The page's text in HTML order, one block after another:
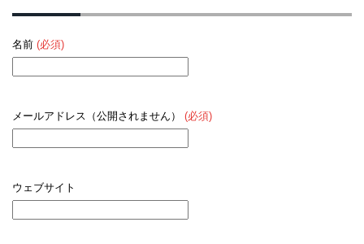
名前 (必須)
メールアドレス（公開されません） (必須)
ウェブサイト